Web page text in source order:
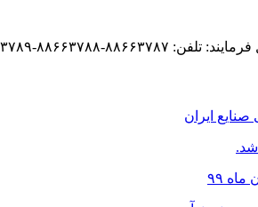
فکس: ۹-۸۸۶۶۳۷۸۷
ایران